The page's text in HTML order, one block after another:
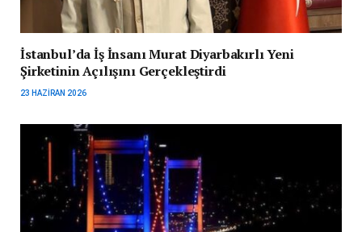
İstanbul’da İş İnsanı Murat Diyarbakırlı Yeni
Şirketinin Açılışını Gerçekleştirdi
23 HAZIRAN 2026